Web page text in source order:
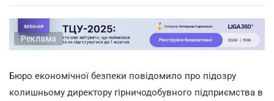
Реклама
Бюро економічної безпеки повідомило про підозру
колишньому директору гірничодобувного підприємства в